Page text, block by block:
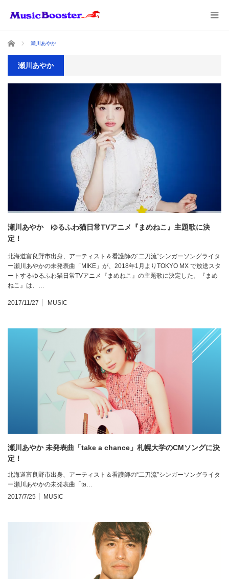
ホーム 瀬川あやか
瀬川あやか
瀬川あやか ゆるふわ猫日常TVアニメ『まめねこ』主題歌に決
定！
北海道富良野市出身、アーティスト＆看護師の“二刀流”シンガーソングライタ
ー瀬川あやかの未発表曲「MIKE」が、2018年1月よりTOKYO MX で放送スタ
ートするゆるふわ猫日常TVアニメ『まめねこ』の主題歌に決定した。『まめ
ねこ』は、…
2017/11/27 MUSIC
瀬川あやか 未発表曲「take a chance」札幌大学のCMソングに決
定！
北海道富良野市出身、アーティスト＆看護師の“二刀流”シンガーソングライタ
ー瀬川あやかの未発表曲「ta…
2017/7/25
MUSIC